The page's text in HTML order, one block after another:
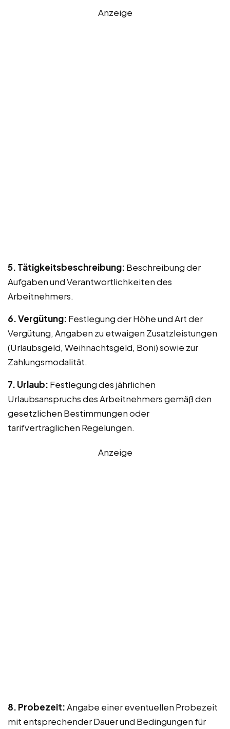
Anzeige
5. Tätigkeitsbeschreibung: Beschreibung der
Aufgaben und Verantwortlichkeiten des
Arbeitnehmers.
6. Vergütung: Festlegung der Höhe und Art der
Vergütung, Angaben zu etwaigen Zusatzleistungen
(Urlaubsgeld, Weihnachtsgeld, Boni) sowie zur
Zahlungsmodalität.
7. Urlaub: Festlegung des jährlichen
Urlaubsanspruchs des Arbeitnehmers gemäß den
gesetzlichen Bestimmungen oder
tarifvertraglichen Regelungen.
Anzeige
8. Probezeit:Angabe einer eventuellen Probezeit
mit entsprechender Dauer und Bedingungen für